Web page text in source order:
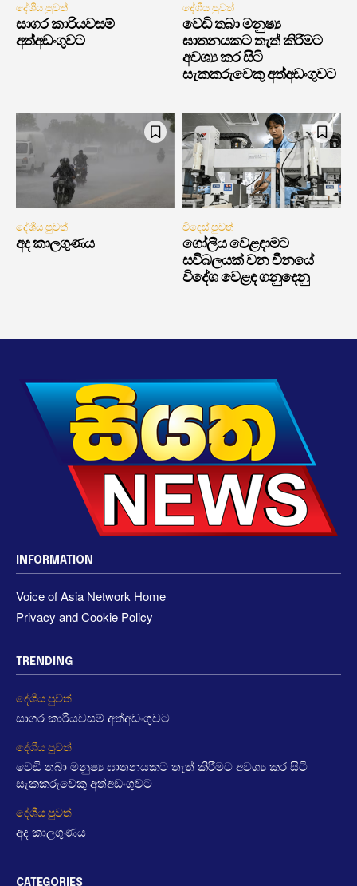
දේශීය පුවත්
සාගර කාරියවසම්
අත්අඩංගුවට
දේශීය පුවත්
වෙඩි තබා මනුෂ්‍ය
ඝාතනයකට තැත් කිරීමට
අවශ්‍ය කර සිටි
සැකකරුවෙකු අත්අඩංගුවට
දේශීය පුවත්
අද කාලගුණය
විදෙස් පුවත්
ගෝලීය වෙළඳාමට
සවිබලයක් වන චීනයේ
විදේශ වෙළඳ ගනුදෙනු
INFORMATION
Voice of Asia Network Home
Privacy and Cookie Policy
TRENDING
දේශීය පුවත්
සාගර කාරියවසම් අත්අඩංගුවට
දේශීය පුවත්
වෙඩි තබා මනුෂ්‍ය ඝාතනයකට තැත් කිරීමට අවශ්‍ය කර සිටි
සැකකරුවෙකු අත්අඩංගුවට
දේශීය පුවත්
අද කාලගුණය
CATEGORIES